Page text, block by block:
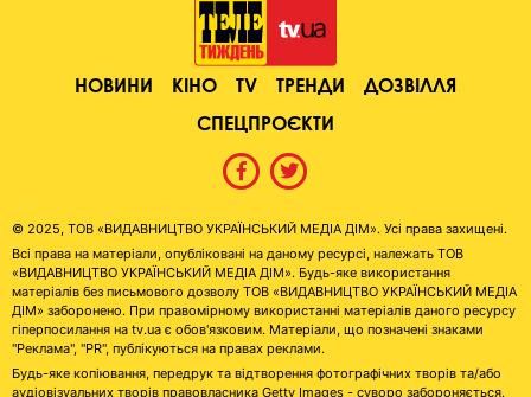
НОВИНИ КІНО TV ТРЕНДИ
ДОЗВІЛЛЯ
СПЕЦПРОЄКТИ
© 2025, ТОВ «ВИДАВНИЦТВО УКРАЇНСЬКИЙ МЕДІА ДІМ». Усі права захищені.
Всі права на матеріали, опубліковані на даному ресурсі, належать ТОВ
«ВИДАВНИЦТВО УКРАЇНСЬКИЙ МЕДІА ДІМ». Будь-яке використання
матеріалів без письмового дозволу ТОВ «ВИДАВНИЦТВО УКРАЇНСЬКИЙ МЕДІА
ДІМ» заборонено. При правомірному використанні матеріалів даного ресурсу
гіперпосилання на tv.ua є обов'язковим. Матеріали, що позначені знаками
"Реклама", "PR", публікуються на правах реклами.
Будь-яке копіювання, передрук та відтворення фотографічних творів та/або
аудіовізуальних творів правовласника Getty Images - суворо забороняється.